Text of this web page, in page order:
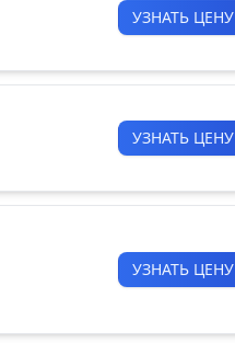
УЗНАТЬ ЦЕНУ
УЗНАТЬ ЦЕНУ
УЗНАТЬ ЦЕНУ